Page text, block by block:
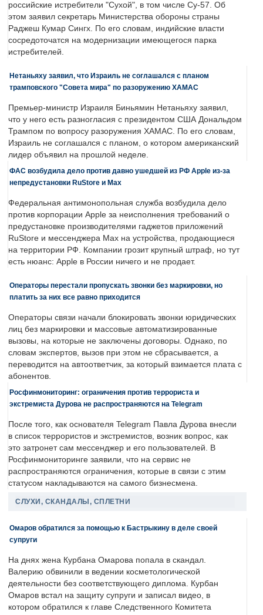
российские истребители "Сухой", в том числе Су-57. Об
этом заявил секретарь Министерства обороны страны
Раджеш Кумар Сингх. По его словам, индийские власти
сосредоточатся на модернизации имеющегося парка
истребителей.
Нетаньяху заявил, что Израиль не соглашался с планом
трамповского "Совета мира" по разоружению ХАМАС
Премьер-министр Израиля Биньямин Нетаньяху заявил,
что у него есть разногласия с президентом США Дональдом
Трампом по вопросу разоружения ХАМАС. По его словам,
Израиль не соглашался с планом, о котором американский
лидер объявил на прошлой неделе.
ФАС возбудила дело против давно ушедшей из РФ Apple из-за
непредустановки RuStore и Max
Федеральная антимонопольная служба возбудила дело
против корпорации Apple за неисполнения требований о
предустановке производителями гаджетов приложений
RuStore и мессенджера Max на устройства, продающиеся
на территории РФ. Компании грозит крупный штраф, но тут
есть нюанс: Apple в России ничего и не продает.
Операторы перестали пропускать звонки без маркировки, но
платить за них все равно приходится
Операторы связи начали блокировать звонки юридических
лиц без маркировки и массовые автоматизированные
вызовы, на которые не заключены договоры. Однако, по
словам экспертов, вызов при этом не сбрасывается, а
переводится на автоответчик, за который взимается плата с
абонентов.
Росфинмониторинг: ограничения против террориста и
экстремиста Дурова не распространяются на Telegram
После того, как основателя Telegram Павла Дурова внесли
в список террористов и экстремистов, возник вопрос, как
это затронет сам мессенджер и его пользователей. В
Росфинмониторинге заявили, что на сервис не
распространяются ограничения, которые в связи с этим
статусом накладываются на самого бизнесмена.
СЛУХИ, СКАНДАЛЫ, СПЛЕТНИ
Омаров обратился за помощью к Бастрыкину в деле своей
супруги
На днях жена Курбана Омарова попала в скандал.
Валерию обвинили в ведении косметологической
деятельности без соответствующего диплома. Курбан
Омаров встал на защиту супруги и записал видео, в
котором обратился к главе Следственного Комитета